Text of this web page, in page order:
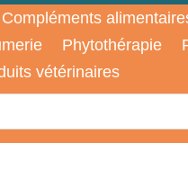
Compléments
Phytothérapie
vétérinaires